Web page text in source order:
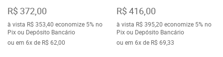
R$ 372,00
à vista R$ 353,40 economize 5%no
Pix ou Depósito Bancário
ou em 6xde R$ 62,00
R$ 416,00
à vista R$ 395,20 economize 5%no
Pix ou Depósito Bancário
ou em 6xde R$ 69,33